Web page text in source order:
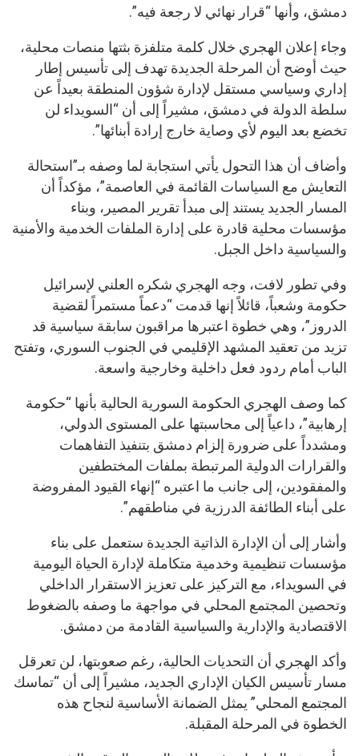
دمشق، وأنها “قرار نهائي لا رجعة فيه”.
وجاء إعلان الهجري خلال كلمة متلفزة بثتها منصات محلية،
حيث أوضح أن المرحلة الجديدة تهدف إلى تأسيس إطار
إداري وسياسي مستقل لإدارة شؤون المنطقة بعيداً عن
سلطة الدولة في دمشق، مشيراً إلى أن “السويداء لن
تخضع بعد اليوم لأي وصاية خارج إرادة أبنائها”.
وأضاف أن هذا التحول يأتي استجابة لما وصفه بـ”استحالة
التعايش مع السياسات القائمة في العاصمة”، مؤكداً أن
المسار الجديد يستند إلى مبدأ تقرير المصير، وبناء
مؤسسات محلية قادرة على إدارة الملفات الخدمية والأمنية
والسياسية داخل الجبل.
وفي تطور لافت، وجه الهجري شكره العلني لإسرائيل
حكومة وشعباً، قائلاً إنها قدمت “دعماً مستمراً لقضية
الدروز”، وهي خطوة اعتبرها مراقبون سابقة سياسية قد
تزيد من تعقيد المشهد الإقليمي في الجنوب السوري، وتفتح
الباب أمام ردود فعل داخلية وخارجية واسعة.
كما وصف الهجري الحكومة السورية الحالية بأنها “حكومة
إرهابية”، داعياً إلى محاسبتها على المستوى الدولي،
ومشدداً على ضرورة إلزام دمشق بتنفيذ التفاهمات
والقرارات الدولية المرتبطة بملفات المختطفين
والمفقودين، إلى جانب ما اعتبره “إنهاء القيود المفروضة
على أبناء الطائفة الدرزية في مناطقهم”.
وأشار إلى أن الإدارة الذاتية الجديدة ستعمل على بناء
مؤسسات تنظيمية وخدمية متكاملة لإدارة الحياة اليومية
في السويداء، مع التركيز على تعزيز الاستقرار الداخلي
وتحصين المجتمع المحلي في مواجهة ما وصفه بالضغوط
الاقتصادية والإدارية والسياسية القادمة من دمشق.
وأكد الهجري أن التحديات الحالية، رغم صعوبتها، لن تعرقل
مسار تأسيس الكيان الإداري الجديد، مشيراً إلى أن “تماسك
المجتمع المحلي” يمثل الضمانة الأساسية لنجاح هذه
الخطوة في المرحلة المقبلة.